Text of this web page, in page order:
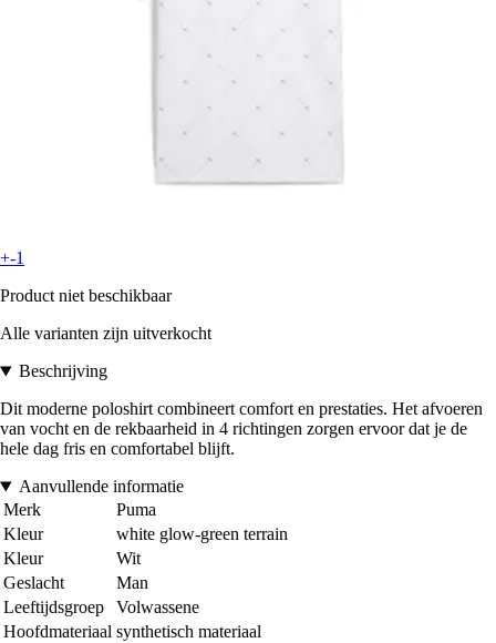
+-1
Product niet beschikbaar
Alle varianten zijn uitverkocht
Beschrijving
Dit moderne poloshirt combineert comfort en prestaties. Het afvoeren
van vocht en de rekbaarheid in 4 richtingen zorgen ervoor dat je de
hele dag fris en comfortabel blijft.
Aanvullende informatie
Merk
Puma
Kleur
white glow-green terrain
Kleur
Wit
Geslacht
Man
Leeftijdsgroep
Volwassene
Hoofdmateriaal synthetisch materiaal